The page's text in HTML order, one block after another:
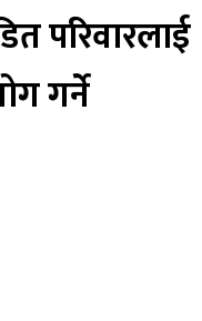
परिवारलाई
गर्ने